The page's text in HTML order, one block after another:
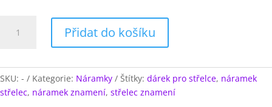
pletený
STŘELEC
množství
Přidat do košíku
SKU: - Kategorie: Náramky Štítky: dárek pro střelce, náramek
střelec, náramek znamení, střelec znamení